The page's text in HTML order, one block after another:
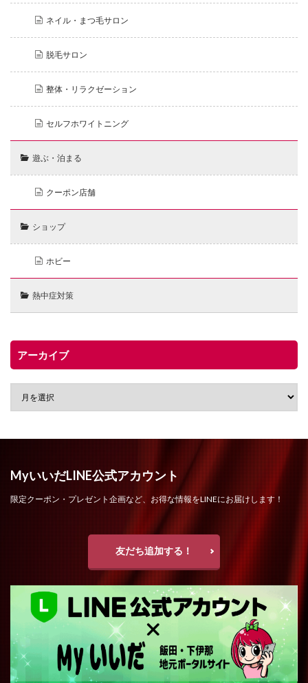
ネイル・まつ毛サロン
脱毛サロン
整体・リラクゼーション
セルフホワイトニング
遊ぶ・泊まる
クーポン店舗
ショップ
ホビー
熱中症対策
アーカイブ
MyいいだLINE公式アカウント
限定クーポン・プレゼント企画など、お得な情報をLINEにお届けします！
友だち追加する！